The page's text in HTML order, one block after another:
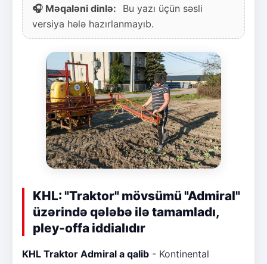
🎧 Məqaləni dinlə:
Bu yazı üçün səsli
versiya hələ hazırlanmayıb.
KHL: "Traktor" mövsümü "Admiral"
üzərində qələbə ilə tamamladı,
pley-offa iddialıdır
KHL Traktor Admiral a qalib - Kontinental